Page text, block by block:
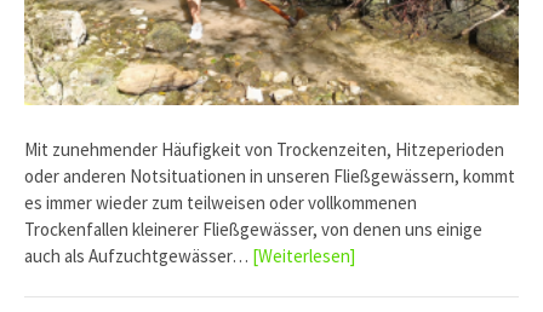
Mit zunehmender Häufigkeit von Trockenzeiten, Hitzeperioden
oder anderen Notsituationen in unseren Fließgewässern, kommt
es immer wieder zum teilweisen oder vollkommenen
Trockenfallen kleinerer Fließgewässer, von denen uns einige
auch als Aufzuchtgewässer… [Weiterlesen]